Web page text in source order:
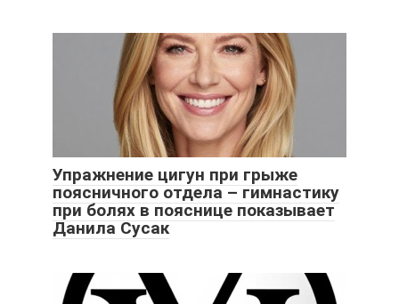
Упражнение цигун при грыже
поясничного отдела – гимнастику
при болях в пояснице показывает
Данила Сусак